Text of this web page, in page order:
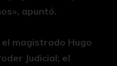
apuntó.
magistrado Hugo
Judicial; el